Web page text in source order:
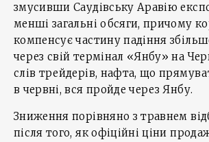
змусивши Саудівську Аравію
менші загальні обсяги, причому
компенсує частину падіння
через свій термінал «Янбу» на
слів трейдерів, нафта, що
в червні, вся пройде через Янбу.
Зниження порівняно з травнем
після того, як офіційні ціни